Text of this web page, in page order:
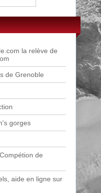
la relève de
de Grenoble
gorges
de
aide en ligne sur